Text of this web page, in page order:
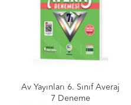
Av Yayınları 6. Sınıf Averaj
7 Deneme